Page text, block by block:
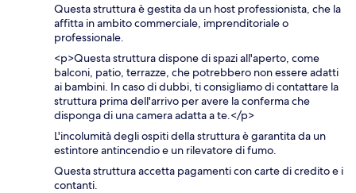
Questa struttura è gestita da un host professionista, che la
affitta in ambito commerciale, imprenditoriale o
professionale.
<p>Questa struttura dispone di spazi all'aperto, come
balconi, patio, terrazze, che potrebbero non essere adatti
ai bambini. In caso di dubbi, ti consigliamo di contattare la
struttura prima dell'arrivo per avere la conferma che
disponga di una camera adatta a te.</p>
L'incolumità degli ospiti della struttura è garantita da un
estintore antincendio e un rilevatore di fumo.
Questa struttura accetta pagamenti con carte di credito e i
contanti.